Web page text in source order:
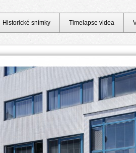
Historické snímky Timelapse videa